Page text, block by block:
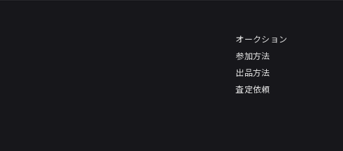
オークション
参加方法
出品方法
査定依頼